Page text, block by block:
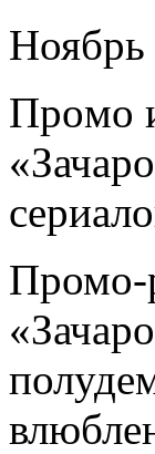
Ноябрь
Прoмo
Промо-